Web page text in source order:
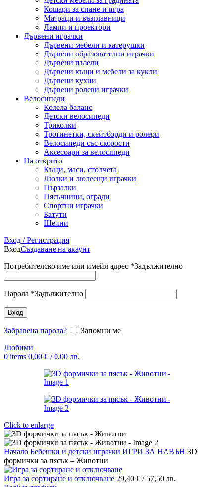
Кошари за спане и игра
Матраци и възглавници
Лампи и проектори
Дървени играчки
Дървени мебели и катерушки
Дървени образователни играчки
Дървени пъзели
Дървени къщи и мебели за кукли
Дървени кухни
Дървени ролеви играчки
Велосипеди
Колела баланс
Детски велосипеди
Триколки
Тротинетки, скейтборди и ролери
Велосипеди със скорости
Аксесоари за велосипеди
На открито
Къщи, маси, столчета
Люлки и люлеещи играчки
Пързалки
Пясъчници, огради
Спортни играчки
Батути
Шейни
Вход / Регистрация
ВходСъздаване на акаунт
Потребителско име или имейл адрес *Задължително
Парола *Задължително
Вход
Забравена парола?
Запомни ме
Любими
0 items 0,00 € / 0,00 лв.
Click to enlarge
Начало Бебешки и детски играчки ИГРИ ЗА НАВЪН 3D
формички за пясък – Животни
Игра за сортиране и отключване 29,40 € / 57,50 лв.